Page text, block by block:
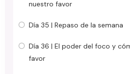
nuestro favor
Día 35 | Repaso de la semana
Día 36 | El poder del foco y
favor